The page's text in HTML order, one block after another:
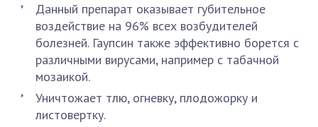
Данный препарат оказывает губительное
воздействие на 96% всех возбудителей
болезней. Гаупсин также эффективно борется с
различными вирусами, например с табачной
мозаикой.
Уничтожает тлю, огневку, плодожорку и
листовертку.